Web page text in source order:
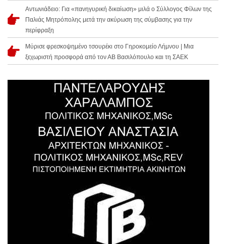
Αντωνιάδειο: Για «πανηγυρική δικαίωση» μιλά ο Σύλλογος Φίλων της
Παλιάς Μητρόπολης μετά την ακύρωση της σύμβασης για την
περίφραξη
Μύρισε φρεσκοψημένο τσουρέκι στο Γηροκομείο Λήμνου | Μια
ξεχωριστή προσφορά από τον ΑΒ Βασιλόπουλο και τη ΣΑΕΚ